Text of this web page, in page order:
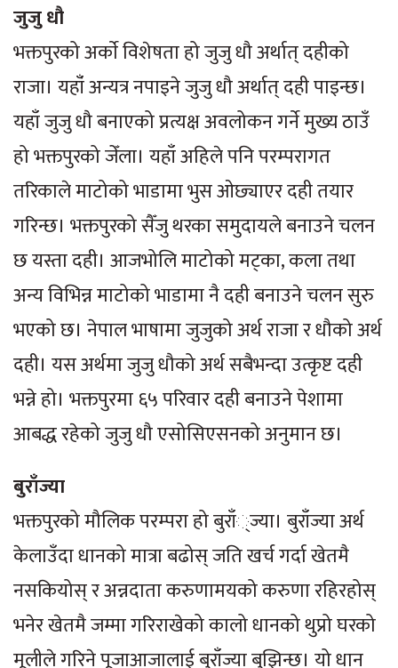
जुजु धौ
भक्तपुरको अर्काे विशेषता हो जुजु धौ अर्थात् दहीको
राजा। यहाँं अन्यत्र नपाइने जुजु धौ अर्थात् दही पाइन्छ।
यहाँ जुजु धौ बनाएको प्रत्यक्ष अवलोकन गर्ने मुख्य ठाउँ
हो भक्तपुरको जेँला। यहाँ अहिले पनि परम्परागत
तरिकाले माटोको भाडामा भुस ओछ्याएर दही तयार
गरिन्छ। भक्तपुरको सैँजु थरका समुदायले बनाउने चलन
छ यस्ता दही। आजभोलि माटोको मट्का, कला तथा
अन्य विभिन्न माटोको भाडामा नै दही बनाउने चलन सुरु
भएको छ। नेपाल भाषामा जुजुको अर्थ राजा र धौको अर्थ
दही। यस अर्थमा जुजु धौको अर्थ सबैभन्दा उत्कृष्ट दही
भन्ने हो। भक्तपुरमा ६५ परिवार दही बनाउने पेशामा
आबद्ध रहेको जुजु धौ एसोसिएसनको अनुमान छ।
बुराँज्या
भक्तपुरको मौलिक परम्परा हो बुराँ्ज्या। बुराँज्या अर्थ
केलाउँदा धानको मात्रा बढोस् जति खर्च गर्दा खेतमै
नसकियोस् र अन्नदाता करुणामयको करुणा रहिरहोस्
भनेर खेतमै जम्मा गरिराखेको कालो धानको थुप्रो घरको
मूलीले गरिने पूजाआजालाई बुराँज्या बुझिन्छ। यो धान